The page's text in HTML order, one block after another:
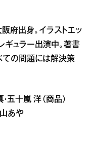
府出身。イラストエッ
レギュラー出演中。著書
ての問題には解決策
・五十嵐 洋（商品）
山あや